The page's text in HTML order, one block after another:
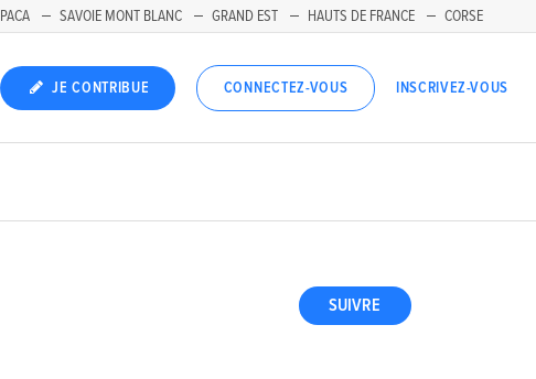
PACA SAVOIE MONT BLANC GRAND EST HAUTS DE FRANCE CORSE
JE CONTRIBUE CONNECTEZ-VOUS INSCRIVEZ-VOUS
SUIVRE